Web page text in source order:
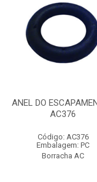
ANEL DO
AC376
Código: AC376
Embalagem: PC
Borracha AC